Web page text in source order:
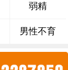
弱精
男性不育